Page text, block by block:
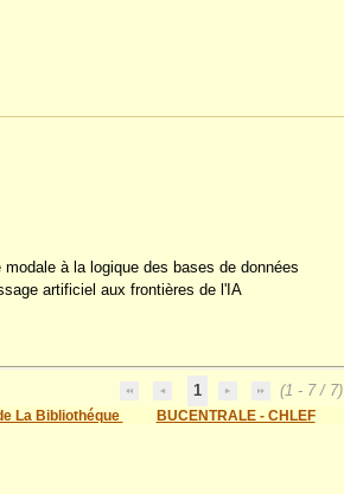
à la logique des bases de données
artificiel aux frontières de l'IA
1
(1 - 7 / 7)
La Bibliothéque BUCENTRALE - CHLEF